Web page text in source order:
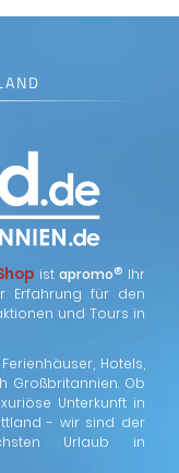
istapromo® Ihr
Erfahrung für den
und Tours in
Hotels,
Großbritannien. Ob
Unterkunft in
- wir sind der
Urlaub in